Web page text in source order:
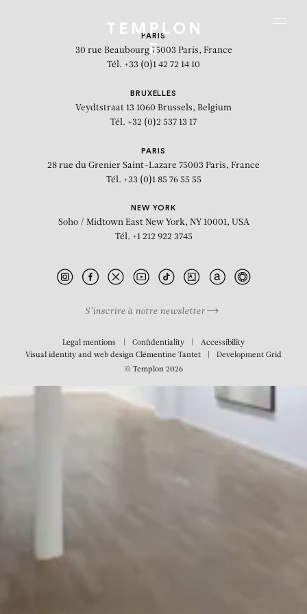
“Blue Skies”
PARIS
30 rue Beaubourg 75003 Paris, France
Tél. +33 (0)1 42 72 14 10
BRUXELLES
Veydtstraat 13 1060 Brussels, Belgium
Tél. +32 (0)2 537 13 17
PARIS
28 rue du Grenier Saint-Lazare 75003 Paris, France
Tél. +33 (0)1 85 76 55 55
NEW YORK
Soho / Midtown East New York, NY 10001, USA
Tél. +1 212 922 3745
S’inscrire à notre newsletter
Legal mentions Confidentiality
Accessibility
Visual identity and web design Clémentine Tantet DevelopmentGrid
© Templon 2026